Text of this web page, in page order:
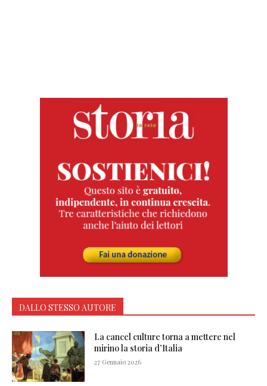
DALLO STESSO AUTORE
La cancel culture torna a mettere nel
mirino la storia d’Italia
27 Gennaio 2026